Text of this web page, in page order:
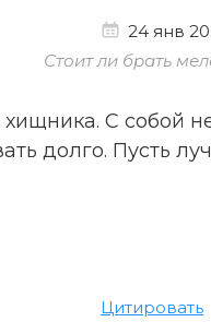
24 янв
Стоит ли брать
С собой
долго. Пусть
Цитировать